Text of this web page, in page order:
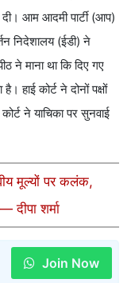
आम आदमी पार्टी (आप)
निदेशालय (ईडी) ने
ने माना था कि दिए गए
कोर्ट ने दोनों पक्षों
ने याचिका पर सुनवाई
मूल्यों पर कलंक,
दीपा शर्मा
Join Now